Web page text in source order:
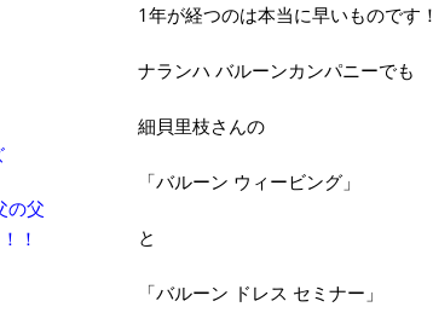
の父
！
1年が経つのは本当に早いものです！
ナランハ バルーンカンパニーでも
細貝里枝さんの
「バルーン ウィービング」
と
「バルーン ドレス セミナー」